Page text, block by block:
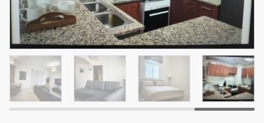
المعروض
مفروش/ة جزئيا
حالة
جاهز
اسم الوسيط
MOHAMMED ARSHAD SAIYED
رقم الوسيط
أتصل الأن
5 أشهر +